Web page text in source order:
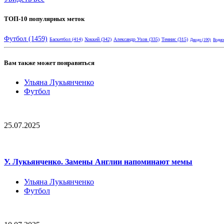
ТОП-10 популярных меток
Футбол (1459) Баскетбол (414) Хоккей (342) Александр Ухов (335) Теннис (315) Дзюдо (190)
Вам также может понравиться
Ульяна Лукьянченко
Футбол
25.07.2025
У. Лукьянченко. Замены Англии напоминают мемы
Ульяна Лукьянченко
Футбол